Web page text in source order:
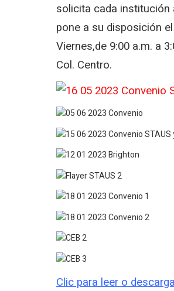
solicita cada
pone a su disposición
Viernes,de 9:00 a.m. a
Col. Centro.
Clic para leer o